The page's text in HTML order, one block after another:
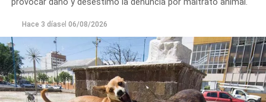
provocar daño y desestimó la denuncia por maltrato animal.
Hace 3 díasel 06/08/2026